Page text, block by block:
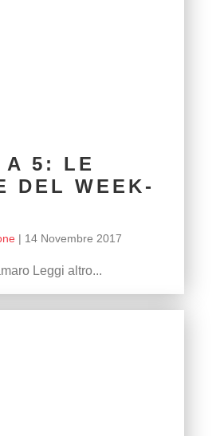
A 5: LE
DEL WEEK-
| 14 Novembre 2017
Leggi altro...